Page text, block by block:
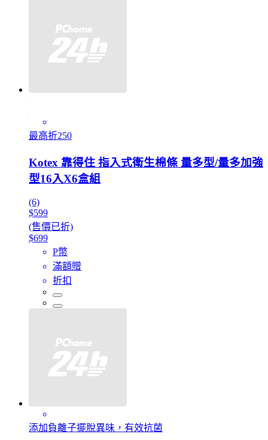
最高折250
Kotex 靠得住 指入式衛生棉條 量多型/量多加強
型16入X6盒組
(6)
$599
(售價已折)
$699
P幣
滿額贈
折扣
添加負離子擺脫異味，有效抗菌